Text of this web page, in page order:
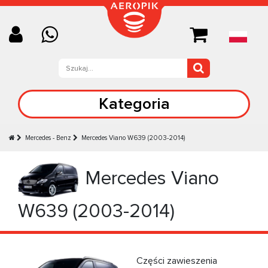
Kategoria
Mercedes - Benz Mercedes Viano W639 (2003-2014)
Mercedes Viano
W639 (2003-2014)
Części zawieszenia